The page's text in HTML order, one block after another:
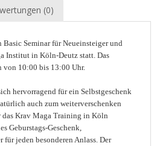
(0)
Seminar für Neueinsteiger und
Institut in Köln-Deutz statt. Das
von 10:00 bis 13:00 Uhr.
hervorragend für ein Selbstgeschenk
auch zum weiterverschenken
das Krav Maga Training in Köln
Geburstags-Geschenk,
für jeden besonderen Anlass. Der